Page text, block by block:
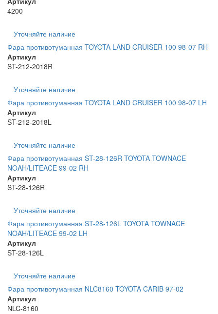
4200
Уточняйте наличие
Фара противотуманная TOYOTA LAND CRUISER 100 98-07 RH
Артикул
ST-212-2018R
Уточняйте наличие
Фара противотуманная TOYOTA LAND CRUISER 100 98-07 LH
Артикул
ST-212-2018L
Уточняйте наличие
Фара противотуманная ST-28-126R TOYOTA TOWNACE
NOAH/LITEACE 99-02 RH
Артикул
ST-28-126R
Уточняйте наличие
Фара противотуманная ST-28-126L TOYOTA TOWNACE
NOAH/LITEACE 99-02 LH
Артикул
ST-28-126L
Уточняйте наличие
Фара противотуманная NLC8160 TOYOTA CARIB 97-02
Артикул
NLC-8160